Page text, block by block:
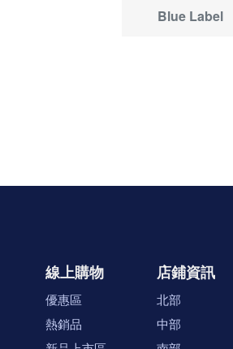
Blue Label
線上購物
優惠區
熱銷品
店鋪資訊
北部
中部